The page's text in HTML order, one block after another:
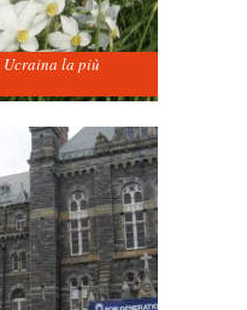
la più